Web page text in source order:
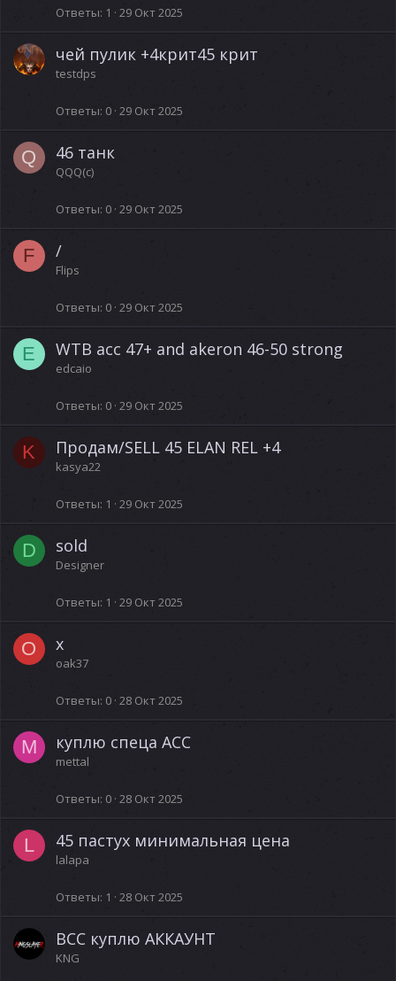
Ответы 1 29 Окт 2025
чей пулик +4крит45 крит
testdps
Ответы 0 29 Окт 2025
Q 46 танк
QQQ(c)
Ответы 0 29 Окт 2025
F /
Flips
Ответы 0 29 Окт 2025
E WTB acc 47+ and akeron 46-50 strong
edcaio
Ответы 0 29 Окт 2025
K Продам/SELL 45 ELAN REL +4
kasya22
Ответы 1 29 Окт 2025
D sold
Designer
Ответы 1 29 Окт 2025
O x
oak37
Ответы 0 28 Окт 2025
M куплю спеца АСС
mettal
Ответы 0 28 Окт 2025
L 45 пастух минимальная цена
lalapa
Ответы 1 28 Окт 2025
BCC куплю АККАУНТ
KNG